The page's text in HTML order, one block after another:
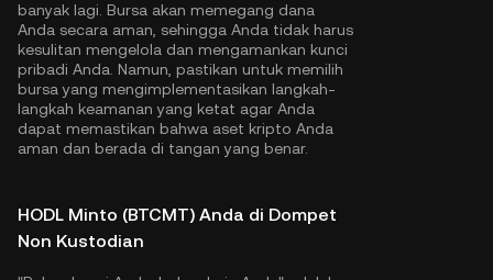
banyak lagi. Bursa akan memegang dana
Anda secara aman, sehingga Anda tidak harus
kesulitan mengelola dan mengamankan kunci
pribadi Anda. Namun, pastikan untuk memilih
bursa yang mengimplementasikan langkah-
langkah keamanan yang ketat agar Anda
dapat memastikan bahwa aset kripto Anda
aman dan berada di tangan yang benar.
HODL Minto (BTCMT) Anda di Dompet
Non Kustodian